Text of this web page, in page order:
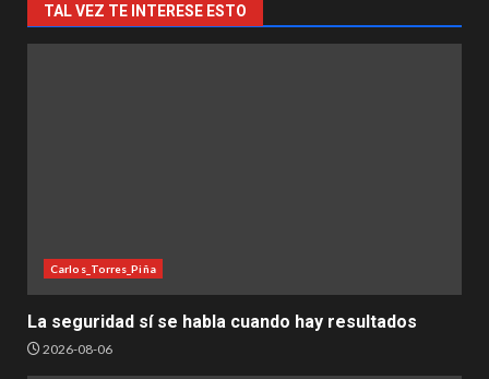
TAL VEZ TE INTERESE ESTO
Carlos_Torres_Piña
La seguridad sí se habla cuando hay resultados
2026-08-06